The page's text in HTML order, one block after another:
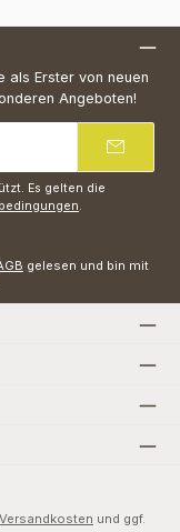
als Erster von neuen
Angeboten!
Es gelten die
.
gelesen und bin mit
Versandkosten und ggf.